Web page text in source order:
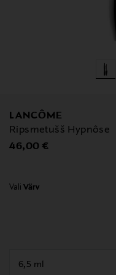
LANCÔME
Ripsmetušš Hypnôse
Original Price
46,00 €
Vali Värv